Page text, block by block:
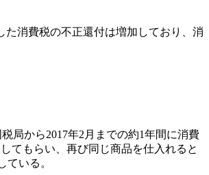
消費税の不正還付は増加しており、消
局から2017年2月までの約1年間に消費
てもらい、再び同じ商品を仕入れると
いる。